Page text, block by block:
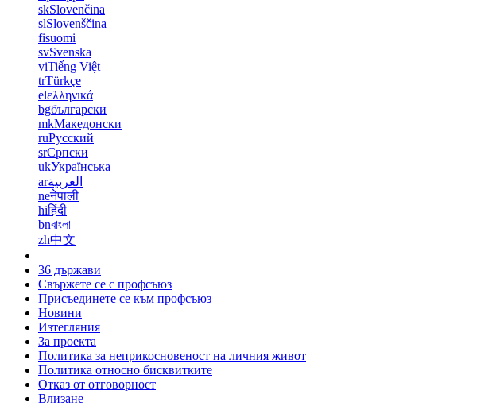
skSlovenčina
slSlovenščina
fisuomi
svSvenska
viTiếng Việt
trTürkçe
elελληνικά
bgбългарски
mkМакедонски
ruРусский
srСрпски
ukУкраїнська
arالعربية
neनेपाली
hiहिंदी
bnবাংলা
zh中文
36 държави
Свържете се с профсъюз
Присъединете се към профсъюз
Новини
Изтегляния
За проекта
Политика за неприкосновеност на личния живот
Политика относно бисквитките
Отказ от отговорност
Влизане